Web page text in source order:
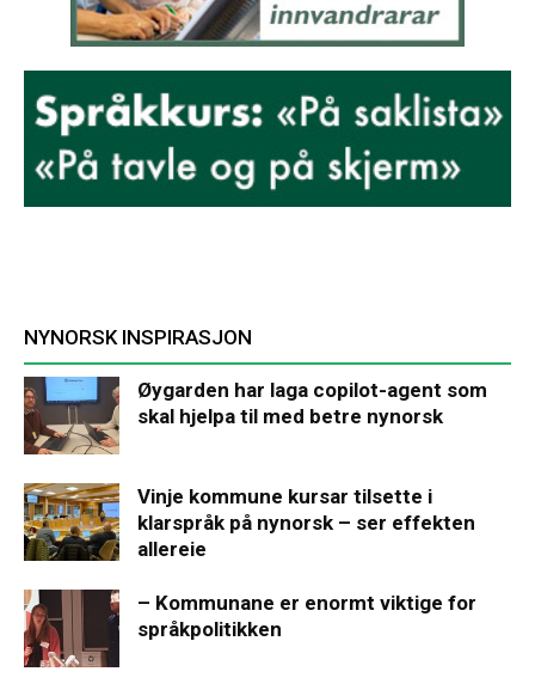
NYNORSK INSPIRASJON
Øygarden har laga copilot-agent som
skal hjelpa til med betre nynorsk
Vinje kommune kursar tilsette i
klarspråk på nynorsk – ser effekten
allereie
– Kommunane er enormt viktige for
språkpolitikken